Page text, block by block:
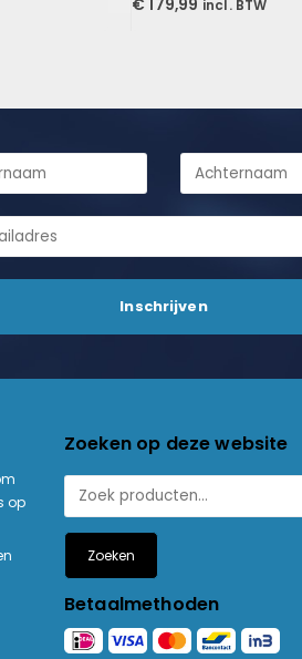
€ 179,99 incl. BTW
op
Zoeken op deze website
Zoeken
Betaalmethoden